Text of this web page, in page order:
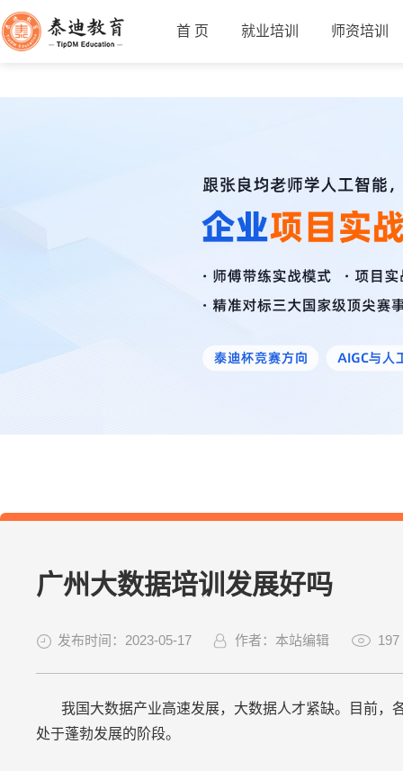
首 页 就业培训 师资培训
广州大数据培训发展好吗
发布时间：2023-05-17 作者：本站编辑 197
我国大数据产业高速发展，大数据人才紧缺。目前，
处于蓬勃发展的阶段。